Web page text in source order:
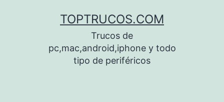
TOPTRUCOS.COM
Trucos de
pc,mac,android,iphone y todo
tipo de periféricos